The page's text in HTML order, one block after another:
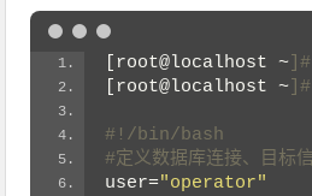
[root@localhost ~
[root@localhost ~
#!/bin/bash
#定义数据库连接、目标
user="operator"